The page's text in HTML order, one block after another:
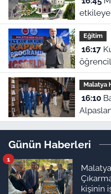
Eğitim
16:17Kur’an kursu
Malatya
16:10Bakan Yardımcısı Nadir
Günün Haberleri
kişinin
1